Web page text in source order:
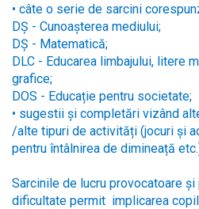
• câte o serie de sarcini
DȘ - Cunoașterea mediului;
DȘ - Matematică;
DLC - Educarea limbajului, litere
grafice;
DOS - Educație pentru societate;
• sugestii și completări vizând
/alte tipuri de activități (jocuri și
pentru întâlnirea de dimineață
Sarcinile de lucru provocatoare
dificultate permit implicarea